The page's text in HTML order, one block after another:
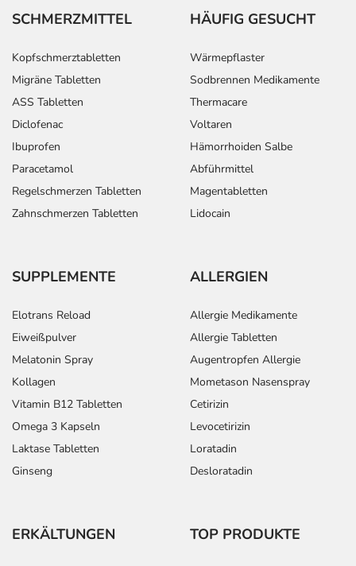
SCHMERZMITTEL
Kopfschmerztabletten
Migräne Tabletten
ASS Tabletten
Diclofenac
Ibuprofen
Paracetamol
Regelschmerzen Tabletten
Zahnschmerzen Tabletten
HÄUFIG GESUCHT
Wärmepflaster
Sodbrennen Medikamente
Thermacare
Voltaren
Hämorrhoiden Salbe
Abführmittel
Magentabletten
Lidocain
SUPPLEMENTE
Elotrans Reload
Eiweißpulver
Melatonin Spray
Kollagen
Vitamin B12 Tabletten
Omega 3 Kapseln
Laktase Tabletten
Ginseng
ALLERGIEN
Allergie Medikamente
Allergie Tabletten
Augentropfen Allergie
Mometason Nasenspray
Cetirizin
Levocetirizin
Loratadin
Desloratadin
ERKÄLTUNGEN TOP PRODUKTE